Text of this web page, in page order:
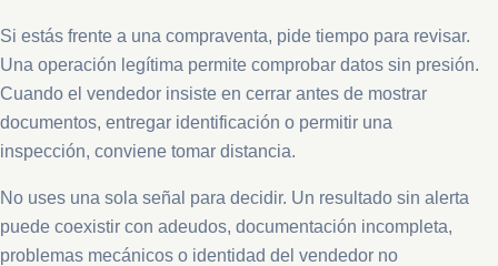
Si estás frente a una compraventa, pide tiempo para revisar.
Una operación legítima permite comprobar datos sin presión.
Cuando el vendedor insiste en cerrar antes de mostrar
documentos, entregar identificación o permitir una
inspección, conviene tomar distancia.
No uses una sola señal para decidir. Un resultado sin alerta
puede coexistir con adeudos, documentación incompleta,
problemas mecánicos o identidad del vendedor no